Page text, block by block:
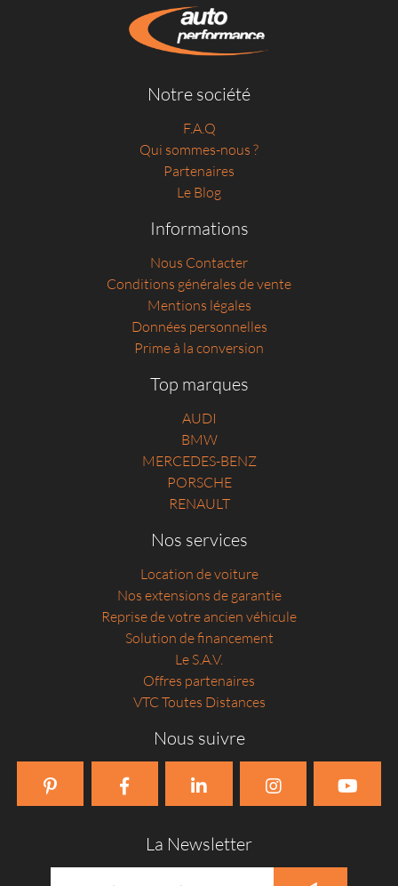
Notre société
F.A.Q
Qui sommes-nous ?
Partenaires
Le Blog
Informations
Nous Contacter
Conditions générales de vente
Mentions légales
Données personnelles
Prime à la conversion
Top marques
AUDI
BMW
MERCEDES-BENZ
PORSCHE
RENAULT
Nos services
Location de voiture
Nos extensions de garantie
Reprise de votre ancien véhicule
Solution de financement
Le S.A.V.
Offres partenaires
VTC Toutes Distances
Nous suivre
La Newsletter